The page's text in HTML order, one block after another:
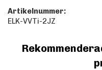
Artikelnummer:
ELK-VVTi-2JZ